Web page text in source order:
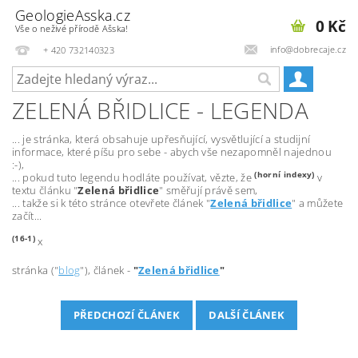
GeologieAsska.cz
Vše o neživé přírodě Ašska!
+ 420 732140323
info@dobrecaje.cz
0 Kč
ZELENÁ BŘIDLICE - LEGENDA
... je stránka, která obsahuje upřesňující, vysvětlující a studijní
informace, které píšu pro sebe - abych vše nezapomněl najednou
:-),
... pokud tuto legendu hodláte používat, vězte, že(horní indexy) v
textu článku "Zelená břidlice" směřují právě sem,
... takže si k této stránce otevřete článek "Zelená břidlice" a můžete
začít...
(16-1)x
stránka ("blog"), článek - "Zelená břidlice"
PŘEDCHOZÍ ČLÁNEK DALŠÍ ČLÁNEK